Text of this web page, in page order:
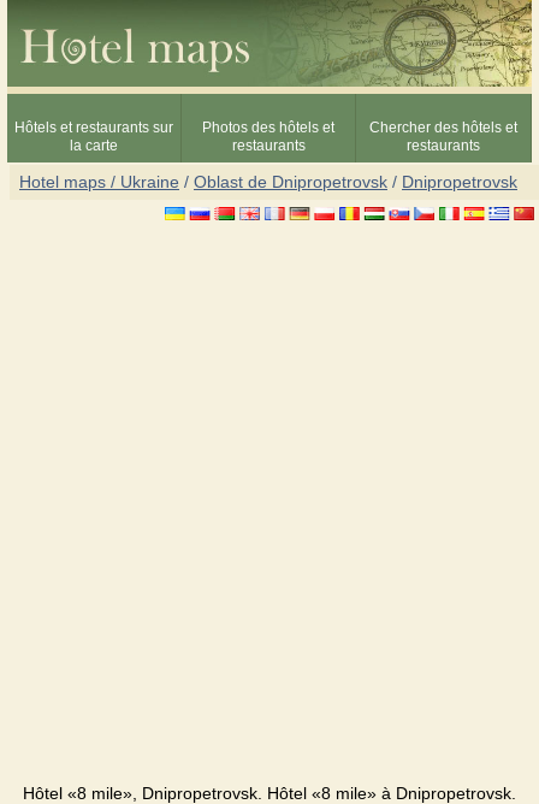
Hôtels et restaurants sur
la carte
Photos des hôtels et
restaurants
Chercher des hôtels et
restaurants
Hotel maps / Ukraine / Oblast de Dnipropetrovsk / Dnipropetrovsk
Hôtel «8 mile», Dnipropetrovsk. Hôtel «8 mile» à Dnipropetrovsk.